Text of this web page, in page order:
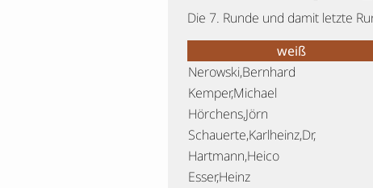
Die 7. Runde und damit letzte
weiß
Nerowski,Bernhard
Kemper,Michael
Hörchens,Jörn
Schauerte,Karlheinz,Dr,
Hartmann,Heico
Esser,Heinz